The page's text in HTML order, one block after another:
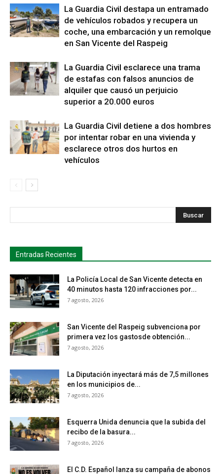
La Guardia Civil destapa un entramado
de vehículos robados y recupera un
coche, una embarcación y un remolque
en San Vicente del Raspeig
La Guardia Civil esclarece una trama
de estafas con falsos anuncios de
alquiler que causó un perjuicio
superior a 20.000 euros
La Guardia Civil detiene a dos hombres
por intentar robar en una vivienda y
esclarece otros dos hurtos en
vehículos
Entradas Recientes
La Policía Local de San Vicente detecta en
40 minutos hasta 120 infracciones por...
7 agosto, 2026
San Vicente del Raspeig subvenciona por
primera vez los gastosde obtención...
7 agosto, 2026
La Diputación inyectará más de 7,5 millones
en los municipios de...
7 agosto, 2026
Esquerra Unida denuncia que la subida del
recibo de la basura...
7 agosto, 2026
El C.D. Español lanza su campaña de abonos